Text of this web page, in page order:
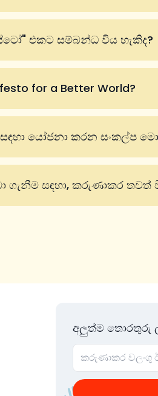
එකට සම්බන්ධ විය හැකිද?
for a Better World?
යෝජනා කරන සංකල්ප
ගැනීම සඳහා, කරුණාකර තවත්
අලුත්ම තොරතුරු